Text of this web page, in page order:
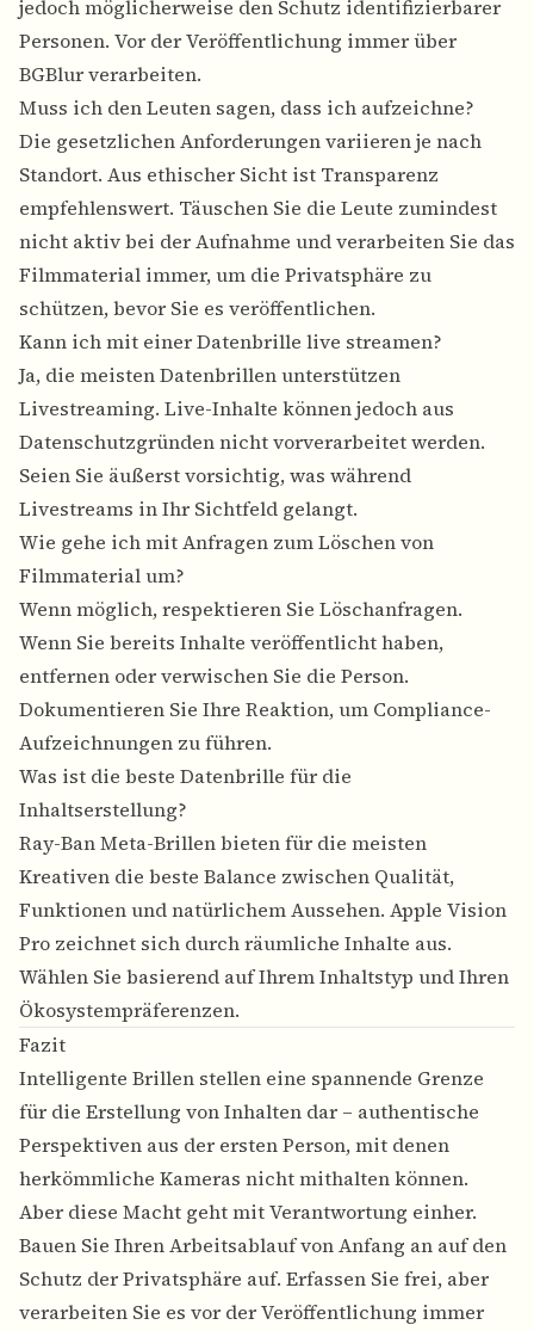
jedoch möglicherweise den Schutz identifizierbarer
Personen. Vor der Veröffentlichung immer über
BGBlur verarbeiten.
Muss ich den Leuten sagen, dass ich aufzeichne?
Die gesetzlichen Anforderungen variieren je nach
Standort. Aus ethischer Sicht ist Transparenz
empfehlenswert. Täuschen Sie die Leute zumindest
nicht aktiv bei der Aufnahme und verarbeiten Sie das
Filmmaterial immer, um die Privatsphäre zu
schützen, bevor Sie es veröffentlichen.
Kann ich mit einer Datenbrille live streamen?
Ja, die meisten Datenbrillen unterstützen
Livestreaming. Live-Inhalte können jedoch aus
Datenschutzgründen nicht vorverarbeitet werden.
Seien Sie äußerst vorsichtig, was während
Livestreams in Ihr Sichtfeld gelangt.
Wie gehe ich mit Anfragen zum Löschen von
Filmmaterial um?
Wenn möglich, respektieren Sie Löschanfragen.
Wenn Sie bereits Inhalte veröffentlicht haben,
entfernen oder verwischen Sie die Person.
Dokumentieren Sie Ihre Reaktion, um Compliance-
Aufzeichnungen zu führen.
Was ist die beste Datenbrille für die
Inhaltserstellung?
Ray-Ban Meta-Brillen bieten für die meisten
Kreativen die beste Balance zwischen Qualität,
Funktionen und natürlichem Aussehen. Apple Vision
Pro zeichnet sich durch räumliche Inhalte aus.
Wählen Sie basierend auf Ihrem Inhaltstyp und Ihren
Ökosystempräferenzen.
Fazit
Intelligente Brillen stellen eine spannende Grenze
für die Erstellung von Inhalten dar – authentische
Perspektiven aus der ersten Person, mit denen
herkömmliche Kameras nicht mithalten können.
Aber diese Macht geht mit Verantwortung einher.
Bauen Sie Ihren Arbeitsablauf von Anfang an auf den
Schutz der Privatsphäre auf. Erfassen Sie frei, aber
verarbeiten Sie es vor der Veröffentlichung immer